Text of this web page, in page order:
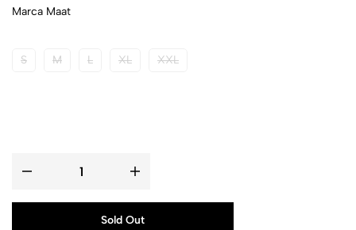
Marca Maat
S M L XL XXL
Sold Out